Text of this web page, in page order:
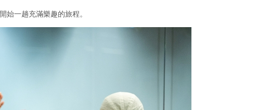
始一趟充滿樂趣的旅程。